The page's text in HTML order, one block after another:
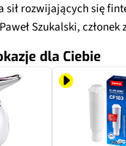
sił rozwijających się
Szukalski,
dla Ciebie